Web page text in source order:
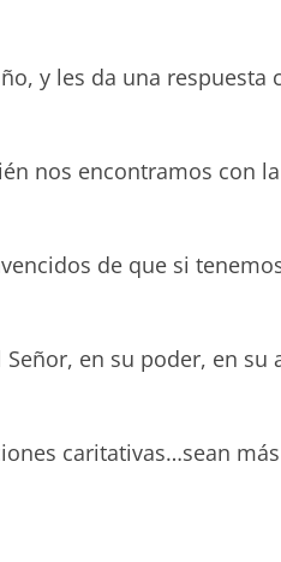
y les da una respuesta
nos encontramos con
de que si
en su poder, en su
caritativas…sean